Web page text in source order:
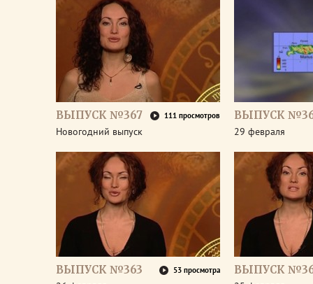
ВЫПУСК №367 111 просмотров
Новогодний выпуск
ВЫПУСК
29 февраля
ВЫПУСК №363 53 просмотра ВЫПУСК